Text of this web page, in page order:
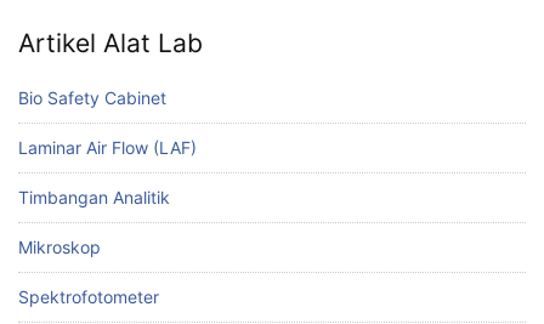
Artikel Alat Lab
Bio Safety Cabinet
Laminar Air Flow (LAF)
Timbangan Analitik
Mikroskop
Spektrofotometer